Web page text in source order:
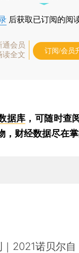
后获取已订阅的阅
通会员
读全文
订阅/会员
据库 ，可随时查
，财经数据尽在掌
2021诺贝尔自